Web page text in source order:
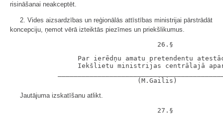
risināšanai neakceptēt.
2. Vides aizsardzības un reģionālās attīstības ministrijai pārstrādāt
koncepciju, ņemot vērā izteiktās piezīmes un priekšlikumus.
Par ierēdņu amatu pretendentu
Iekšlietu ministrijas centrālajā
Jautājuma izskatīšanu atlikt.